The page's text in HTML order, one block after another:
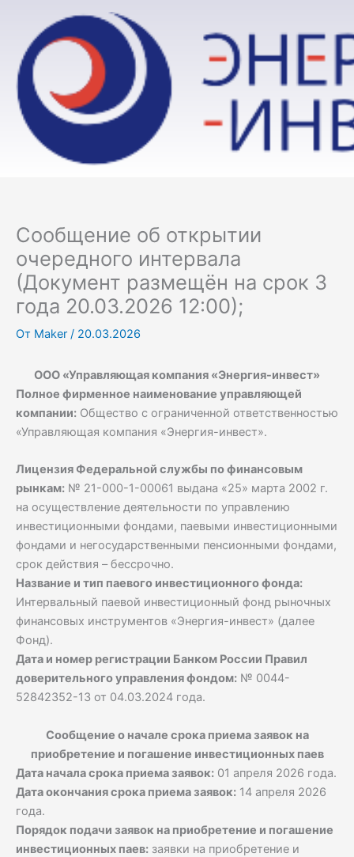
содержимому
Сообщение об открытии
очередного интервала
(Документ размещён на срок 3
года 20.03.2026 12:00);
От Maker / 20.03.2026
ООО «Управляющая компания «Энергия-инвест»
Полное фирменное наименование управляющей
компании: Общество с ограниченной ответственностью
«Управляющая компания «Энергия-инвест».
Лицензия Федеральной службы по финансовым
рынкам: № 21-000-1-00061 выдана «25» марта 2002 г.
на осуществление деятельности по управлению
инвестиционными фондами, паевыми инвестиционными
фондами и негосударственными пенсионными фондами,
срок действия – бессрочно.
Название и тип паевого инвестиционного фонда:
Интервальный паевой инвестиционный фонд рыночных
финансовых инструментов «Энергия-инвест» (далее
Фонд).
Дата и номер регистрации Банком России Правил
доверительного управления фондом: № 0044-
52842352-13 от 04.03.2024 года.
Сообщение о начале срока приема заявок на
приобретение и погашение инвестиционных паев
Дата начала срока приема заявок: 01 апреля 2026 года.
Дата окончания срока приема заявок: 14 апреля 2026
года.
Порядок подачи заявок на приобретение и погашение
инвестиционных паев: заявки на приобретение и